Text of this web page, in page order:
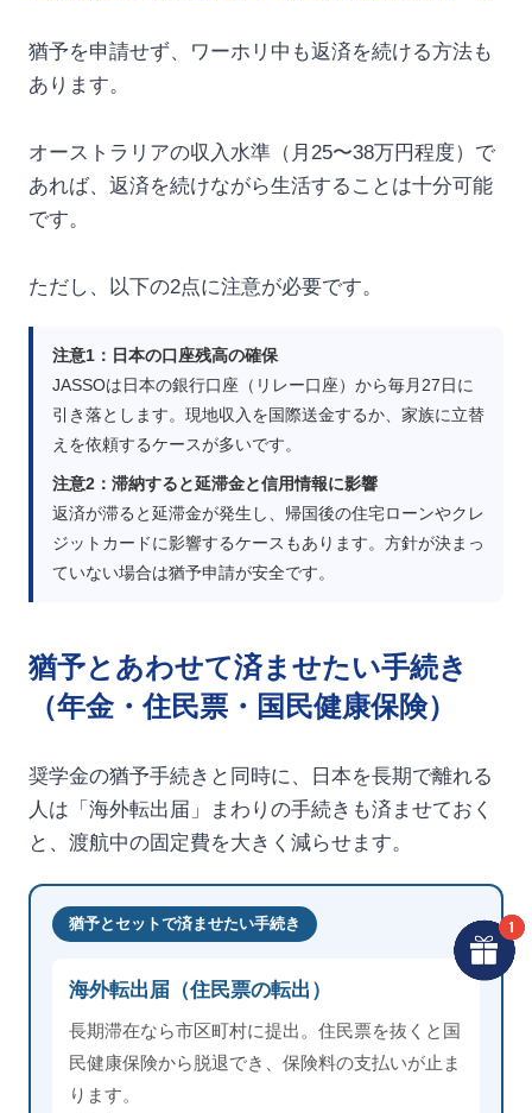
猶予を申請せず、ワーホリ中も返済を続ける方法も
あります。
オーストラリアの収入水準（月25〜38万円程度）で
あれば、返済を続けながら生活することは十分可能
です。
ただし、以下の2点に注意が必要です。
注意1：日本の口座残高の確保
JASSOは日本の銀行口座（リレー口座）から毎月27日に
引き落とします。現地収入を国際送金するか、家族に立替
えを依頼するケースが多いです。
注意2：滞納すると延滞金と信用情報に影響
返済が滞ると延滞金が発生し、帰国後の住宅ローンやクレ
ジットカードに影響するケースもあります。方針が決まっ
ていない場合は猶予申請が安全です。
猶予とあわせて済ませたい手続き
（年金・住民票・国民健康保険）
奨学金の猶予手続きと同時に、日本を長期で離れる
人は「海外転出届」まわりの手続きも済ませておく
と、渡航中の固定費を大きく減らせます。
猶予とセットで済ませたい手続き
海外転出届（住民票の転出）
長期滞在なら市区町村に提出。住民票を抜くと国
民健康保険から脱退でき、保険料の支払いが止ま
ります。